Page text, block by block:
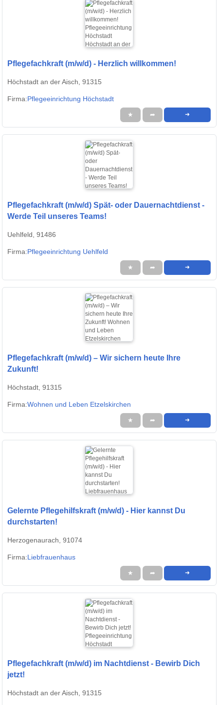
Pflegefachkraft (m/w/d) - Herzlich willkommen!
Höchstadt an der Aisch, 91315
Firma:Pflegeeinrichtung Höchstadt
★ ➦ ➜
Pflegefachkraft (m/w/d) Spät- oder Dauernachtdienst -
Werde Teil unseres Teams!
Uehlfeld, 91486
Firma:Pflegeeinrichtung Uehlfeld
★ ➦ ➜
Pflegefachkraft (m/w/d) – Wir sichern heute Ihre
Zukunft!
Höchstadt, 91315
Firma:Wohnen und Leben Etzelskirchen
★ ➦ ➜
Gelernte Pflegehilfskraft (m/w/d) - Hier kannst Du
durchstarten!
Herzogenaurach, 91074
Firma:Liebfrauenhaus
★ ➦ ➜
Pflegefachkraft (m/w/d) im Nachtdienst - Bewirb Dich
jetzt!
Höchstadt an der Aisch, 91315